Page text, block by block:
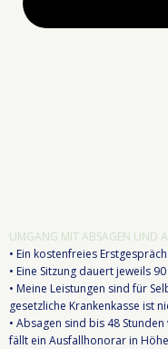
UMGANG MIT ABSAGEN UND
• Ein kostenfreies
• Eine Sitzung dauert jeweils
• Meine Leistungen sind für
gesetzliche Krankenkasse ist
• Absagen sind bis 48
fällt ein Ausfallhonorar in